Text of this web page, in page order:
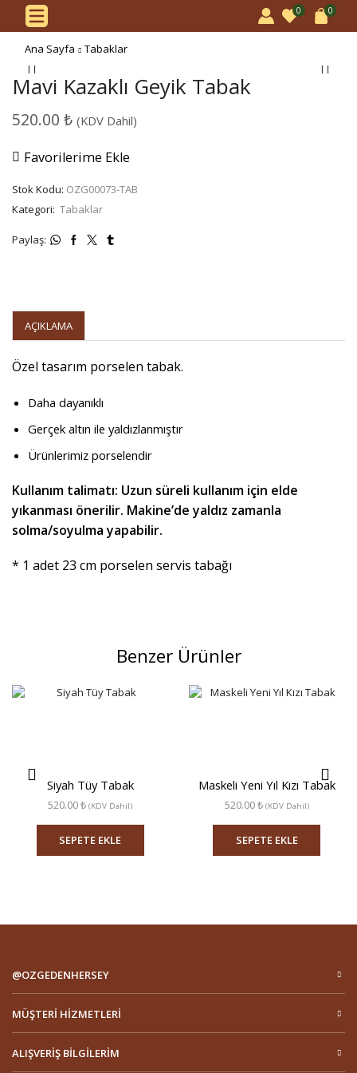
0 0
Ana Sayfa Tabaklar
Mavi Kazaklı Geyik Tabak
520.00 ₺ (KDV Dahil)
Favorilerime Ekle
Stok Kodu: OZG00073-TAB
Kategori: Tabaklar
Paylaş:
AÇIKLAMA
Özel tasarım porselen tabak.
Daha dayanıklı
Gerçek altın ile yaldızlanmıştır
Ürünlerimiz porselendir
Kullanım talimatı: Uzun süreli kullanım için elde
yıkanması önerilir. Makine’de yaldız zamanla
solma/soyulma yapabilir.
* 1 adet 23 cm porselen servis tabağı
Benzer Ürünler
Siyah Tüy Tabak
520.00₺ (KDV Dahil)
SEPETE EKLE
Maskeli Yeni Yıl Kızı Tabak
520.00₺ (KDV Dahil)
SEPETE EKLE
@OZGEDENHERSEY
MÜŞTERI HIZMETLERI
ALIŞVERIŞ BILGILERIM